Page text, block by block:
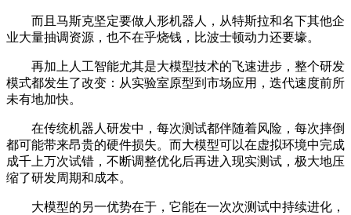
而且马斯克坚定要做人形机器人，从特斯拉和名下其他企
业大量抽调资源，也不在乎烧钱，比波士顿动力还要壕。
再加上人工智能尤其是大模型技术的飞速进步，整个研发
模式都发生了改变：从实验室原型到市场应用，迭代速度前所
未有地加快。
在传统机器人研发中，每次测试都伴随着风险，每次摔倒
都可能带来昂贵的硬件损失。而大模型可以在虚拟环境中完成
成千上万次试错，不断调整优化后再进入现实测试，极大地压
缩了研发周期和成本。
大模型的另一优势在于，它能在一次次测试中持续进化，